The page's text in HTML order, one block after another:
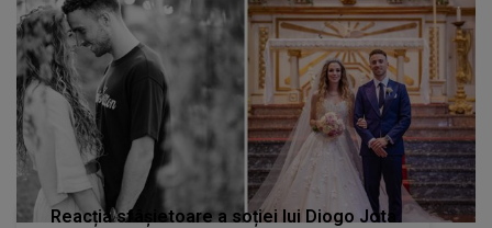
Reacția sfâșietoare a soției lui Diogo Jota